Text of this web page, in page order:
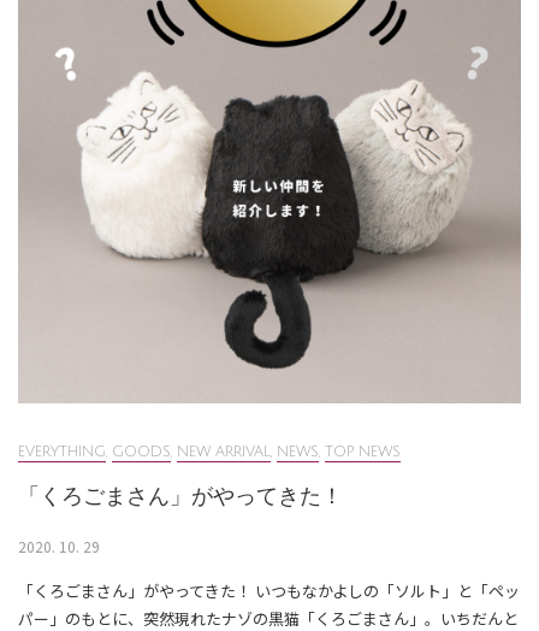
EVERYTHING GOODS NEW ARRIVAL NEWS TOP NEWS
「くろごまさん」がやってきた！
2020. 10. 29
「くろごまさん」がやってきた！ いつもなかよしの「ソルト」と「ペッ
パー」のもとに、突然現れたナゾの黒猫「くろごまさん」。いちだんと